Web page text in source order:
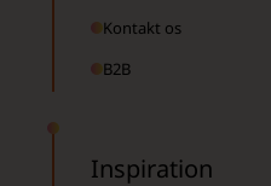
Kontakt os
B2B
Inspiration